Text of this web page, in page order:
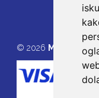
© 2026 MOJE